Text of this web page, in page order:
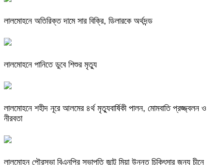
লালমোহনে অতিরিক্ত দামে সার বিক্রি, ডিলারকে অর্থদন্ড
লালমোহনে পানিতে ডুবে শিশুর মৃত্যু
লালমোহনে শহীদ নূরে আলমের ৪র্থ মৃত্যুবার্ষিকী পালন, মোমবাতি প্রজ্জ্বলন ও
নীরবতা
লালমোহন পৌরসভা বিএনপির সভাপতি জান্টু মিয়া উন্নত চিকিৎসার জন্য চীনে